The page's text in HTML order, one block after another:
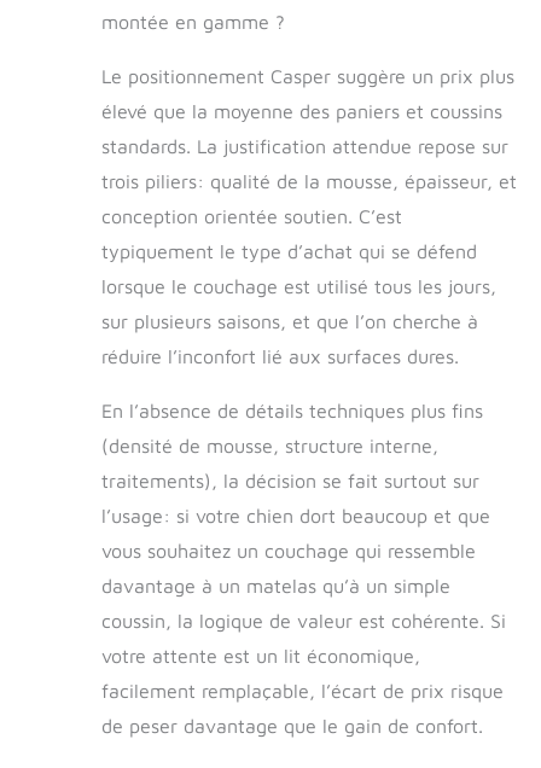
montée en gamme ?
Le positionnement Casper suggère un prix plus
élevé que la moyenne des paniers et coussins
standards. La justification attendue repose sur
trois piliers: qualité de la mousse, épaisseur, et
conception orientée soutien. C’est
typiquement le type d’achat qui se défend
lorsque le couchage est utilisé tous les jours,
sur plusieurs saisons, et que l’on cherche à
réduire l’inconfort lié aux surfaces dures.
En l’absence de détails techniques plus fins
(densité de mousse, structure interne,
traitements), la décision se fait surtout sur
l’usage: si votre chien dort beaucoup et que
vous souhaitez un couchage qui ressemble
davantage à un matelas qu’à un simple
coussin, la logique de valeur est cohérente. Si
votre attente est un lit économique,
facilement remplaçable, l’écart de prix risque
de peser davantage que le gain de confort.